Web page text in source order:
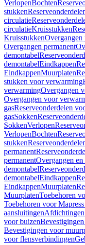
VerlopenBochten
stukken
circulatie
circulatieKruisstukken
KruisstukkenOvergangen
Overgangen permanent
demontabel
demontabelEindkappen
EindkappenMuurplaten
stukken voor verwarming
verwarmingOvergangen
Overgangen voor
gasReserveonderdelen
gasSokken
SokkenVerlopen
VerlopenBochten
stukken
permanent
permanentOvergangen
demontabel
demontabelEindkappen
EindkappenMuurplaten
MuurplatenToebehoren
Toebehoren voor
aansluitingen
voor buizen
Bevestigingen voor
voor flensverbindingen